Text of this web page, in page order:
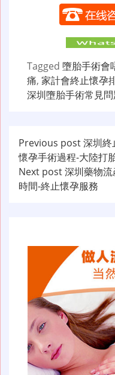
Tagged 墮胎手術會
痛, 家計會終止懷孕
深圳墮胎手術常見問
文
章
导
Previous post深圳終
懷孕手術過程-大陸打
Next post深圳藥物
時間-終止懷孕服務